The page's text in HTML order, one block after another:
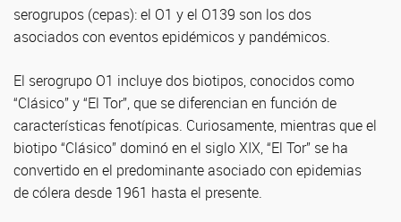
serogrupos (cepas): el O1 y el O139 son los dos
asociados con eventos epidémicos y pandémicos.
El serogrupo O1 incluye dos biotipos, conocidos como
“Clásico” y “El Tor”, que se diferencian en función de
características fenotípicas. Curiosamente, mientras que el
biotipo “Clásico” dominó en el siglo XIX, “El Tor” se ha
convertido en el predominante asociado con epidemias
de cólera desde 1961 hasta el presente.